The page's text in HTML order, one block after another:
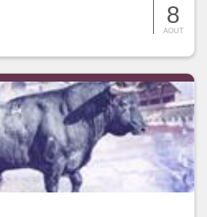
8
AOUT